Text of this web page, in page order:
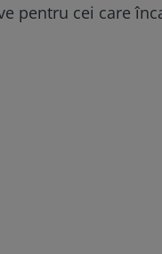
pentru cei care